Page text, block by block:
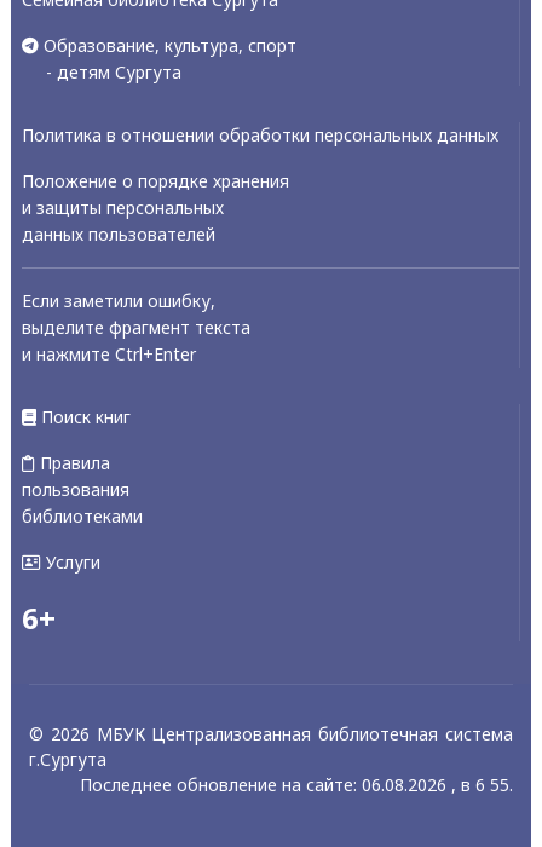
Образование, культура, спорт
- детям Сургута
Политика в отношении обработки персональных данных
Положение о порядке хранения
и защиты персональных
данных пользователей
Если заметили ошибку,
выделите фрагмент текста
и нажмите Ctrl+Enter
Поиск книг
Правила
пользования
библиотеками
Услуги
6+
© 2026 МБУК Централизованная библиотечная система
г.Сургута
Последнее обновление на сайте: 06.08.2026 , в 6 55.